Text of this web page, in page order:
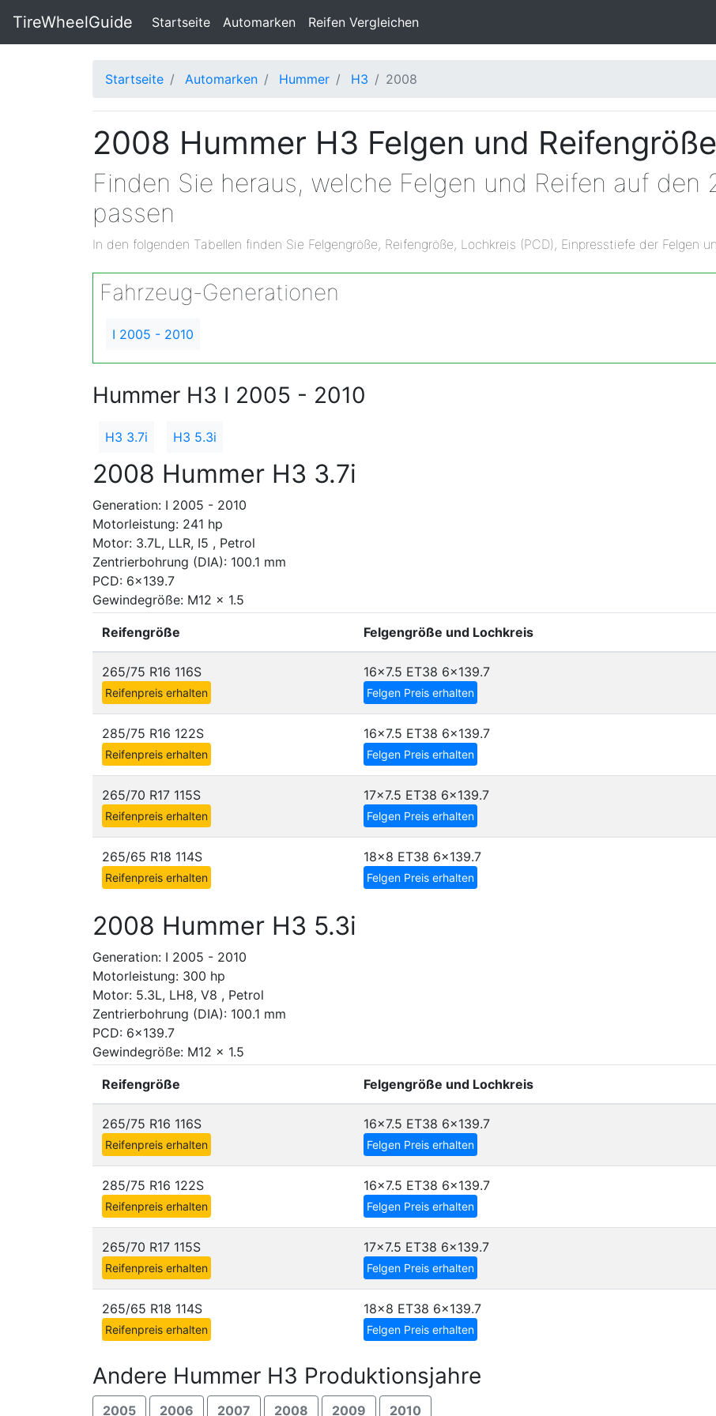
TireWheelGuide Startseite(current)
Automarken Reifen Vergleichen
Startseite Automarken Hummer H3 2008
2008 Hummer H3 Felgen und
Finden Sie heraus, welche Felgen und Reifen auf den
passen
In den folgenden Tabellen finden Sie Felgengröße, Reifengröße, Lochkreis (PCD), Einpresstiefe der Felgen
Fahrzeug-Generationen
I 2005 - 2010
Hummer H3 I 2005 - 2010
H3 3.7i H3 5.3i
2008 Hummer H3 3.7i
Generation: I 2005 - 2010
Motorleistung: 241 hp
Motor: 3.7L, LLR, I5 , Petrol
Zentrierbohrung (DIA): 100.1 mm
PCD: 6x139.7
Gewindegröße: M12 x 1.5
Reifengröße Felgengröße und Lochkreis
265/75 R16 116S
Reifenpreis erhalten
16x7.5 ET38 6x139.7
Felgen Preis erhalten
285/75 R16 122S
Reifenpreis erhalten
16x7.5 ET38 6x139.7
Felgen Preis erhalten
265/70 R17 115S
Reifenpreis erhalten
17x7.5 ET38 6x139.7
Felgen Preis erhalten
265/65 R18 114S
Reifenpreis erhalten
18x8 ET38 6x139.7
Felgen Preis erhalten
2008 Hummer H3 5.3i
Generation: I 2005 - 2010
Motorleistung: 300 hp
Motor: 5.3L, LH8, V8 , Petrol
Zentrierbohrung (DIA): 100.1 mm
PCD: 6x139.7
Gewindegröße: M12 x 1.5
Reifengröße Felgengröße und Lochkreis
265/75 R16 116S
Reifenpreis erhalten
16x7.5 ET38 6x139.7
Felgen Preis erhalten
285/75 R16 122S
Reifenpreis erhalten
16x7.5 ET38 6x139.7
Felgen Preis erhalten
265/70 R17 115S
Reifenpreis erhalten
17x7.5 ET38 6x139.7
Felgen Preis erhalten
265/65 R18 114S
Reifenpreis erhalten
18x8 ET38 6x139.7
Felgen Preis erhalten
Andere Hummer H3 Produktionsjahre
2005 2006 2007 2008 2009 2010